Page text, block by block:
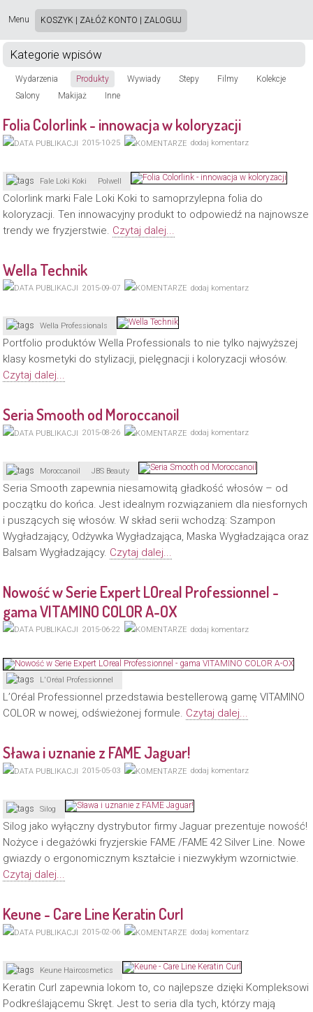
Menu
Start
O nas
Reklama
Sklep
Ogłoszenia
KOSZYK ZAŁÓŻ KONTO ZALOGUJ
Kategorie wpisów
Wydarzenia Produkty Wywiady Stepy Filmy
Kolekcje
Salony
Makijaż Inne
Folia Colorlink - innowacja w koloryzacji
2015-10-25 dodaj komentarz
Fale Loki Koki Polwell
Colorlink marki Fale Loki Koki to samoprzylepna folia do
koloryzacji. Ten innowacyjny produkt to odpowiedź na najnowsze
trendy we fryzjerstwie. Czytaj dalej...
Wella Technik
2015-09-07 dodaj komentarz
Wella Professionals
Portfolio produktów Wella Professionals to nie tylko najwyższej
klasy kosmetyki do stylizacji, pielęgnacji i koloryzacji włosów.
Czytaj dalej...
Seria Smooth od Moroccanoil
2015-08-26 dodaj komentarz
Moroccanoil JBS Beauty
Seria Smooth zapewnia niesamowitą gładkość włosów – od
początku do końca. Jest idealnym rozwiązaniem dla niesfornych
i puszących się włosów. W skład serii wchodzą: Szampon
Wygładzający, Odżywka Wygładzająca, Maska Wygładzająca oraz
Balsam Wygładzający. Czytaj dalej...
Nowość w Serie Expert LOreal Professionnel -
gama VITAMINO COLOR A-OX
2015-06-22 dodaj komentarz
L'Oréal Professionnel
L’Oréal Professionnel przedstawia bestellerową gamę VITAMINO
COLOR w nowej, odświeżonej formule. Czytaj dalej...
Sława i uznanie z FAME Jaguar!
2015-05-03 dodaj komentarz
Silog
Silog jako wyłączny dystrybutor firmy Jaguar prezentuje nowość!
Nożyce i degażówki fryzjerskie FAME /FAME 42 Silver Line. Nowe
gwiazdy o ergonomicznym kształcie i niezwykłym wzornictwie.
Czytaj dalej...
Keune - Care Line Keratin Curl
2015-02-06 dodaj komentarz
Keune Haircosmetics
Keratin Curl zapewnia lokom to, co najlepsze dzięki Kompleksowi
Podkreślającemu Skręt. Jest to seria dla tych, którzy mają
cookie, zgodnie z aktualnymi ustawieniami przeglądarki. Dowiedz się więcej o
Prywatności [X]